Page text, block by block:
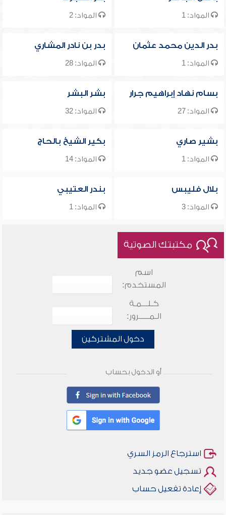
المواد: 1 المواد: 2
بدر الدين محمد عثمان
المواد: 1
بدر بن نادر المشاري
المواد: 28
بسام نهاد إبراهيم جرار
المواد: 27
بشر البشر
المواد: 32
بشير صاري
المواد: 1
بكير الشيخ بالحاج
المواد: 14
بلال فليبس
المواد: 3
بندر العتيبي
المواد: 1
مكتبتك الصوتية
اسم
المستخدم:
كـلـــمـة
الـمـــــرور:
دخول المشتركين
أو الدخول بحساب
استرجاع الرمز السري
تسجيل عضو جديد
إعادة تفعيل حساب